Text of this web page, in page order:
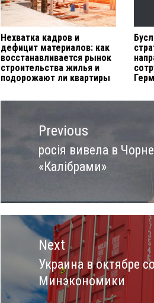
Нехватка кадров и
дефицит материалов: как
восстанавливается рынок
строительства жилья и
подорожают ли квартиры
Навигация
записямPrevious
Previous
post:
росія вивела в
«Калібрами»
Next
Next
post:
Украина в октябре
Минэкономики